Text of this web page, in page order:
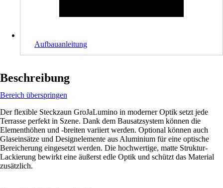
Aufbauanleitung
Beschreibung
Bereich überspringen
Der flexible Steckzaun GroJaLumino in moderner Optik setzt jede
Terrasse perfekt in Szene. Dank dem Bausatzsystem können die
Elementhöhen und -breiten variiert werden. Optional können auch
Glaseinsätze und Designelemente aus Aluminium für eine optische
Bereicherung eingesetzt werden. Die hochwertige, matte Struktur-
Lackierung bewirkt eine äußerst edle Optik und schützt das Material
zusätzlich.